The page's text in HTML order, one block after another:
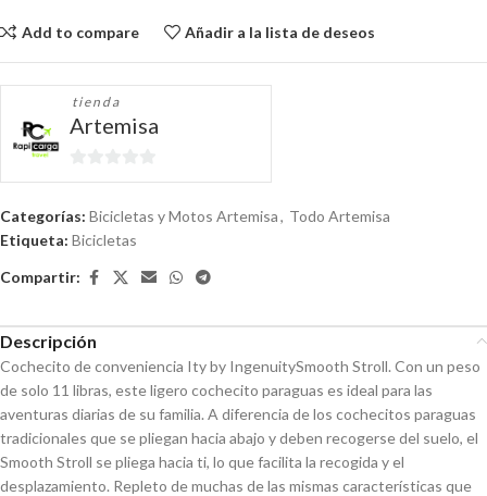
Add to compare Añadir a la lista de deseos
tienda
Artemisa
0
Categorías: Bicicletas y Motos Artemisa, Todo Artemisa
Etiqueta: Bicicletas
Compartir:
Descripción
Cochecito de conveniencia Ity by IngenuitySmooth Stroll. Con un peso
de solo 11 libras, este ligero cochecito paraguas es ideal para las
aventuras diarias de su familia. A diferencia de los cochecitos paraguas
tradicionales que se pliegan hacia abajo y deben recogerse del suelo, el
Smooth Stroll se pliega hacia ti, lo que facilita la recogida y el
desplazamiento. Repleto de muchas de las mismas características que